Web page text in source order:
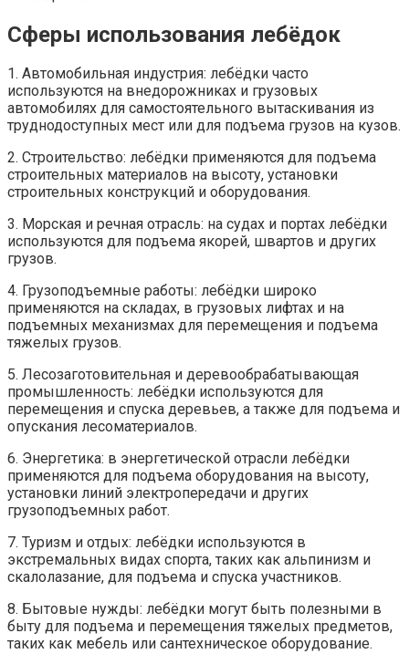
Сферы использования лебёдок
1. Автомобильная индустрия: лебёдки часто
используются на внедорожниках и грузовых
автомобилях для самостоятельного вытаскивания из
труднодоступных мест или для подъема грузов на кузов.
2. Строительство: лебёдки применяются для подъема
строительных материалов на высоту, установки
строительных конструкций и оборудования.
3. Морская и речная отрасль: на судах и портах лебёдки
используются для подъема якорей, швартов и других
грузов.
4. Грузоподъемные работы: лебёдки широко
применяются на складах, в грузовых лифтах и на
подъемных механизмах для перемещения и подъема
тяжелых грузов.
5. Лесозаготовительная и деревообрабатывающая
промышленность: лебёдки используются для
перемещения и спуска деревьев, а также для подъема и
опускания лесоматериалов.
6. Энергетика: в энергетической отрасли лебёдки
применяются для подъема оборудования на высоту,
установки линий электропередачи и других
грузоподъемных работ.
7. Туризм и отдых: лебёдки используются в
экстремальных видах спорта, таких как альпинизм и
скалолазание, для подъема и спуска участников.
8. Бытовые нужды: лебёдки могут быть полезными в
быту для подъема и перемещения тяжелых предметов,
таких как мебель или сантехническое оборудование.